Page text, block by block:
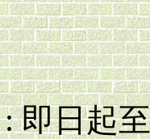
即日起